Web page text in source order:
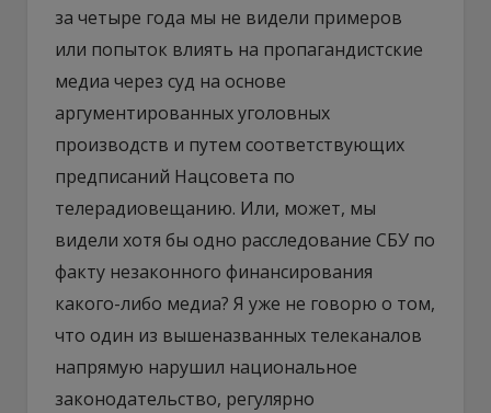
за четыре года мы не видели примеров
или попыток влиять на пропагандистские
медиа через суд на основе
аргументированных уголовных
производств и путем соответствующих
предписаний Нацсовета по
телерадиовещанию. Или, может, мы
видели хотя бы одно расследование СБУ по
факту незаконного финансирования
какого-либо медиа? Я уже не говорю о том,
что один из вышеназванных телеканалов
напрямую нарушил национальное
законодательство, регулярно